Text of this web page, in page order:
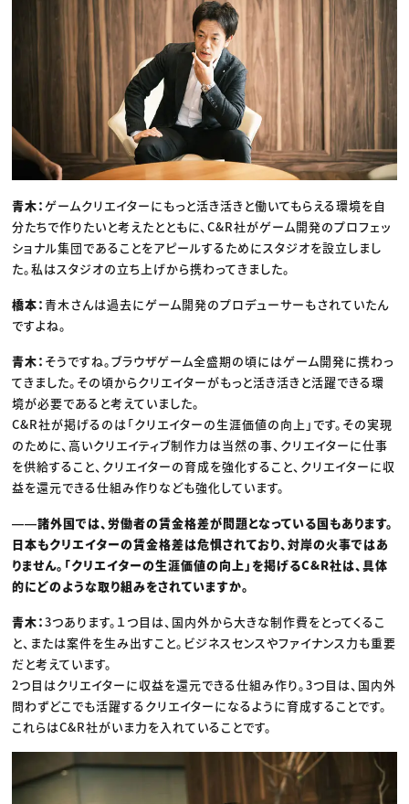
青木：ゲームクリエイターにもっと活き活きと働いてもらえる環境を自
分たちで作りたいと考えたとともに、C&R社がゲーム開発のプロフェッ
ショナル集団であることをアピールするためにスタジオを設立しまし
た。私はスタジオの立ち上げから携わってきました。
橋本： 青木さんは過去にゲーム開発のプロデューサーもされていたん
ですよね。
青木： そうですね。ブラウザゲーム全盛期の頃にはゲーム開発に携わっ
てきました。その頃からクリエイターがもっと活き活きと活躍できる環
境が必要であると考えていました。
C&R社が掲げるのは「クリエイターの生涯価値の向上」です。その実現
のために、高いクリエイティブ制作力は当然の事、クリエイターに仕事
を供給すること、クリエイターの育成を強化すること、クリエイターに収
益を還元できる仕組み作りなども強化しています。
――諸外国では、労働者の賃金格差が問題となっている国もあります。
日本もクリエイターの賃金格差は危惧されており、対岸の火事ではあ
りません。「クリエイターの生涯価値の向上」を掲げるC&R社は、具体
的にどのような取り組みをされていますか。
青木：3つあります。１つ目は、国内外から大きな制作費をとってくるこ
と、または案件を生み出すこと。ビジネスセンスやファイナンス力も重要
だと考えています。
2つ目はクリエイターに収益を還元できる仕組み作り。3つ目は、国内外
問わずどこでも活躍するクリエイターになるように育成することです。
これらはC&R社がいま力を入れていることです。